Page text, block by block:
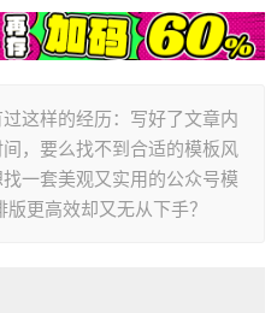
这样的经历：写好了文章内
，要么找不到合适的模板风
一套美观又实用的公众号模
更高效却又无从下手？